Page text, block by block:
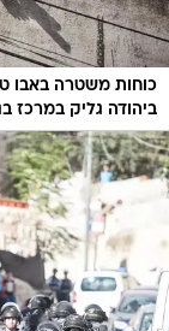
כוחות משטרה באבו
ביהודה גליק במרכז